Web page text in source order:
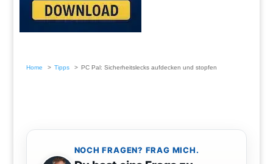
Home Tipps PC Pal: Sicherheitslecks aufdecken und stopfen
NOCH FRAGEN? FRAG MICH.